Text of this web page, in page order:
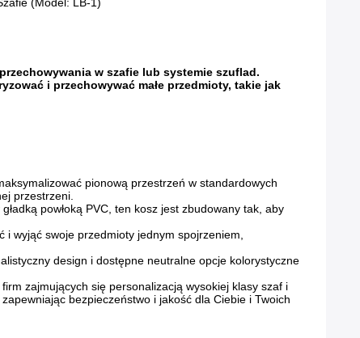
(Model: LB-1)
w szafie lub systemie szuflad.
i przechowywać małe przedmioty, takie jak
pionową przestrzeń w standardowych
przestrzeni.
powłoką PVC, ten kosz jest zbudowany tak, aby
i wyjąć swoje przedmioty jednym spojrzeniem,
design i dostępne neutralne opcje kolorystyczne
zajmujących się personalizacją wysokiej klasy szaf i
bezpieczeństwo i jakość dla Ciebie i Twoich